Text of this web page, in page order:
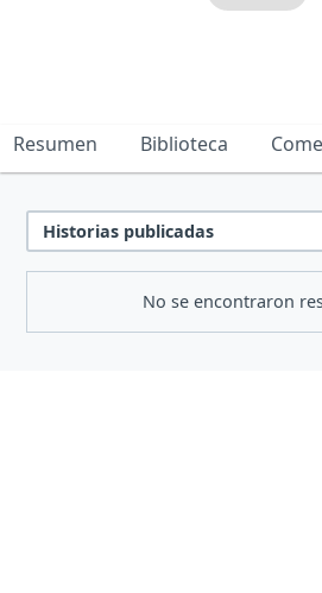
Resumen Biblioteca
No se encontraron